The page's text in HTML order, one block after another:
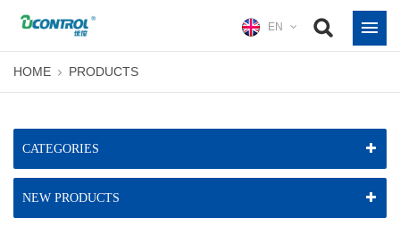
EN
HOME PRODUCTS
CATEGORIES
NEW PRODUCTS